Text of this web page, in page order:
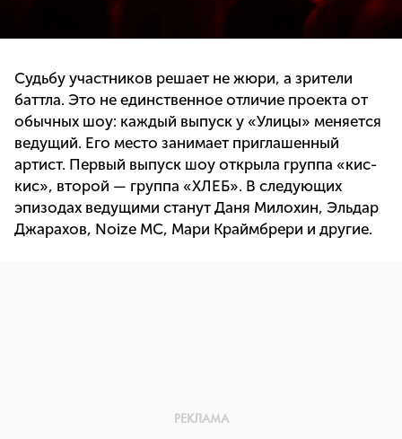
Судьбу участников решает не жюри, а зрители
баттла. Это не единственное отличие проекта от
обычных шоу: каждый выпуск у «Улицы» меняется
ведущий. Его место занимает приглашенный
артист. Первый выпуск шоу открыла группа «кис-
кис», второй — группа «ХЛЕБ». В следующих
эпизодах ведущими станут Даня Милохин, Эльдар
Джарахов, Noize MC, Мари Краймбрери и другие.